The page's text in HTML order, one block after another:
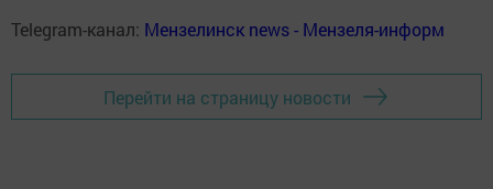
Telegram-канал: Мензелинск news - Мензеля-информ
Перейти на страницу новости